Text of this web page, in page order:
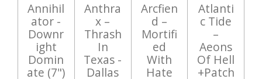
Annihil
ator -
Downr
ight
Domin
ate (7")
Anthra
x –
Thrash
In
Texas -
Dallas
Arcfien
d ‎–
Mortifi
ed
With
Hate
Atlanti
c Tide
–
Aeons
Of Hell
+Patch